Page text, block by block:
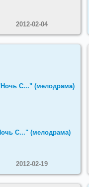
2012-02-04
С..." (мелодрама)
2012-02-19